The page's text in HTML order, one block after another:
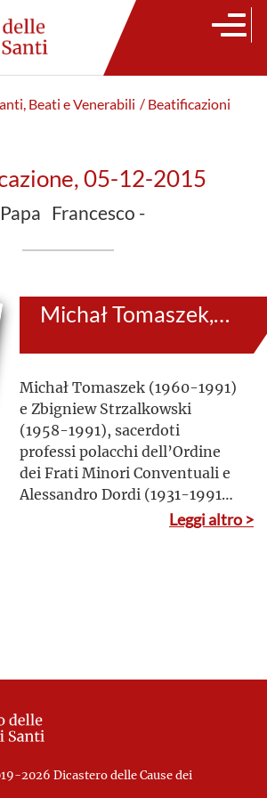
Beati e Venerabili / Beatificazioni
05-12-2015
Francesco -
Michał Tomaszek, Zbigniew Strzałkowski e Alessandro Dordi
Michał Tomaszek (1960-1991)
e Zbigniew Strzalkowski
(1958-1991), sacerdoti
professi polacchi dell’Ordine
dei Frati Minori Conventuali e
Alessandro Dordi (1931-1991),
sacerdote diocesano italiano,
Leggi altro >
2026 Dicastero delle Cause dei